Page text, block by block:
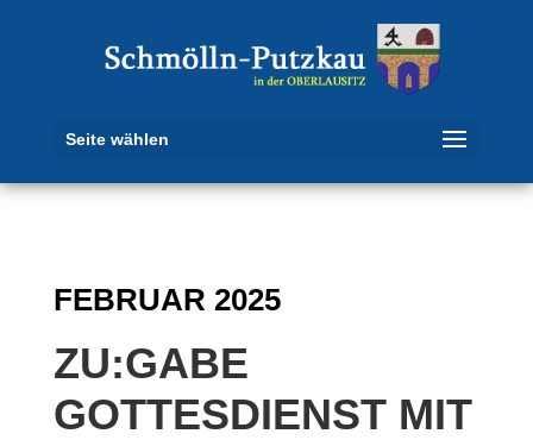
Seite wählen
FEBRUAR 2025
ZU:GABE
GOTTESDIENST MIT